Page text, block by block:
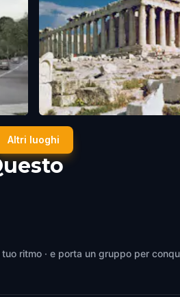
The Parthenon
Athens
Altri luoghi
ritmo · e porta un gruppo per